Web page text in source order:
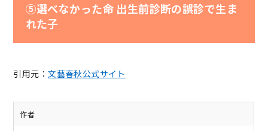
⑤選べなかった命 出生前診断の誤診で生ま
れた子
引用元：文藝春秋公式サイト
作者